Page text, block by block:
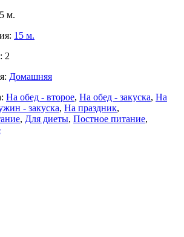
5 м.
15 м.
2
Домашняя
На обед - второе, На обед - закуска, На
- закуска, На праздник,
, Для диеты, Постное питание,